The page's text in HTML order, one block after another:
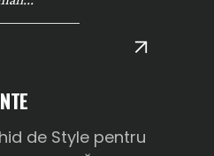
de Style pentru